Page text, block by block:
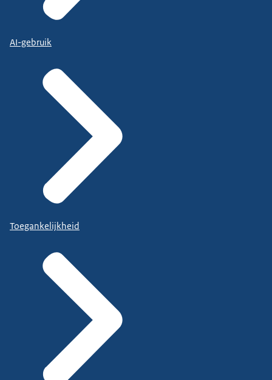
AI-gebruik
Toegankelijkheid